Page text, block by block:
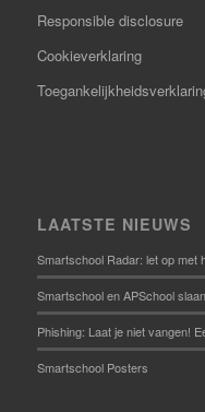
Responsible disclosure
Cookieverklaring
LAATSTE NIEUWS
Smartschool Radar: let op met
Smartschool en APSchool
Phishing: Laat je niet vangen!
Smartschool Posters